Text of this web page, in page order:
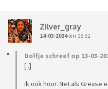
Zilver_gray
14-03-2024om 06:32
Dolfje schreef op 13-03-
[..]
Ik ook hoor. Net als Grease